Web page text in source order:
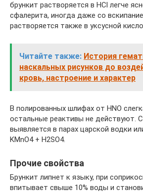
брункит растворяется в НСl легче
сфалерита, иногда даже со
растворяется также в уксусной
Читайте также: История
наскальных рисунков до
кровь, настроение и характер
В полированных шлифах от HNO
остальные реактивы не действуют.
выявляется в парах царской водки
KMnO4 + H2SO4.
Прочие свойства
Брункит липнет к языку, при
впитывает свыше 10% воды и